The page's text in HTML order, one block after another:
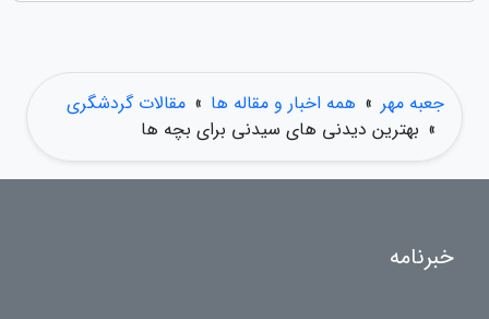
جعبه مهر » همه اخبار و مقاله ها » مقالات گردشگری
» بهترین دیدنی های سیدنی برای بچه ها
خبرنامه